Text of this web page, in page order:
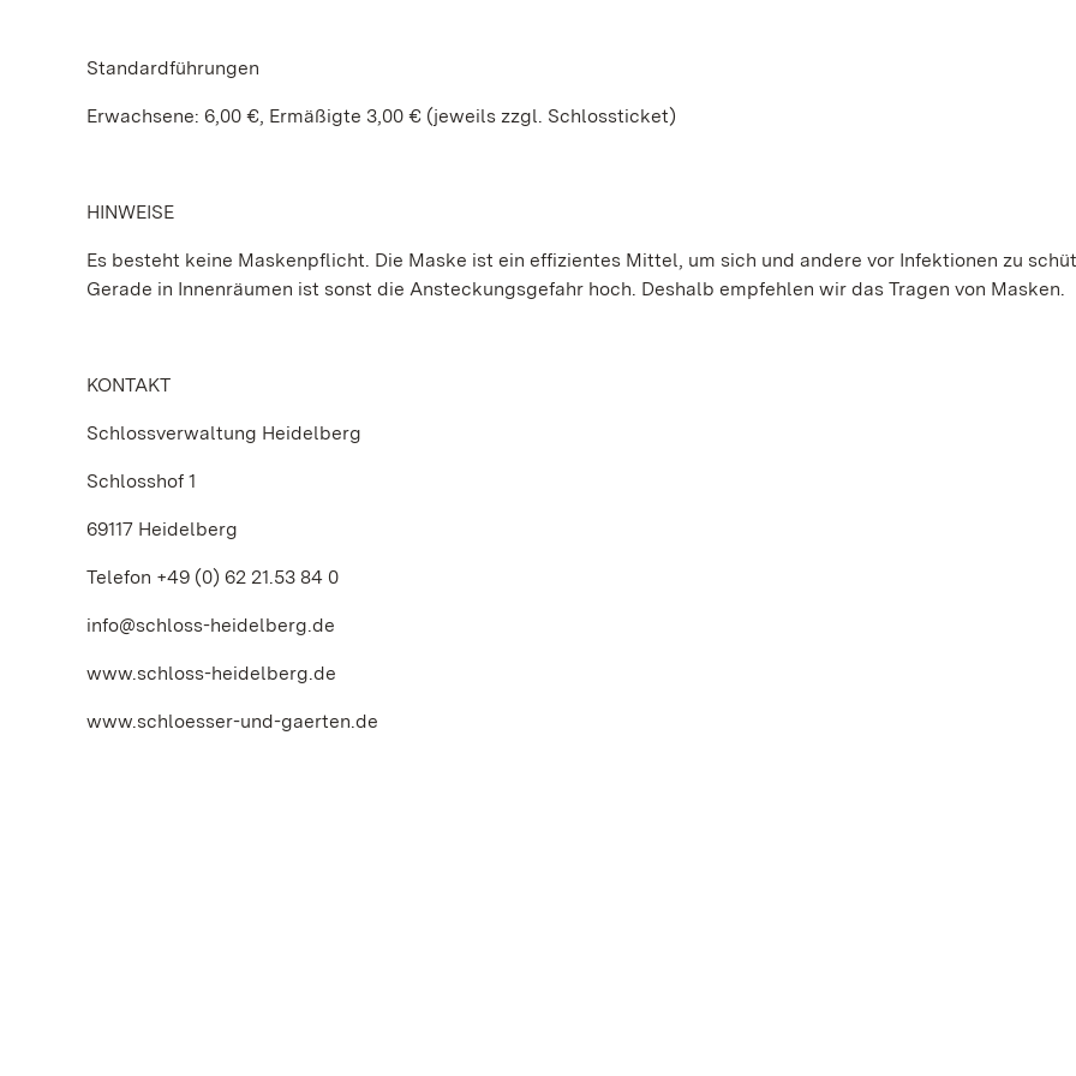
Standardführungen
Erwachsene: 6,00 €, Ermäßigte 3,00 € (jeweils zzgl. Schlossticket)
HINWEISE
Es besteht keine Maskenpflicht. Die Maske ist ein effizientes Mittel, um sich und andere vor Infektionen zu
Gerade in Innenräumen ist sonst die Ansteckungsgefahr hoch. Deshalb empfehlen wir das Tragen von Masken.
KONTAKT
Schlossverwaltung Heidelberg
Schlosshof 1
69117 Heidelberg
Telefon +49 (0) 62 21.53 84 0
info@schloss-heidelberg.de
www.schloss-heidelberg.de
www.schloesser-und-gaerten.de